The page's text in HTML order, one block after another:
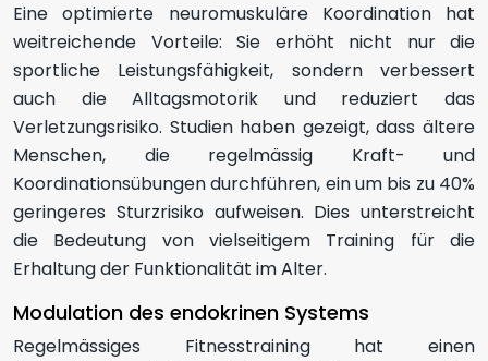
Eine optimierte neuromuskuläre Koordination hat
weitreichende Vorteile: Sie erhöht nicht nur die
sportliche Leistungsfähigkeit, sondern verbessert
auch die Alltagsmotorik und reduziert das
Verletzungsrisiko. Studien haben gezeigt, dass ältere
Menschen, die regelmässig Kraft- und
Koordinationsübungen durchführen, ein um bis zu 40%
geringeres Sturzrisiko aufweisen. Dies unterstreicht
die Bedeutung von vielseitigem Training für die
Erhaltung der Funktionalität im Alter.
Modulation des endokrinen Systems
Regelmässiges Fitnesstraining hat einen